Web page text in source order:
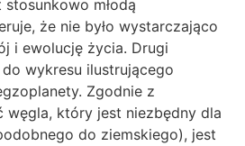
młodą
że nie było wystarczająco
i ewolucję życia. Drugi
wykresu ilustrującego
Zgodnie z
węgla, który jest niezbędny dla
do ziemskiego), jest